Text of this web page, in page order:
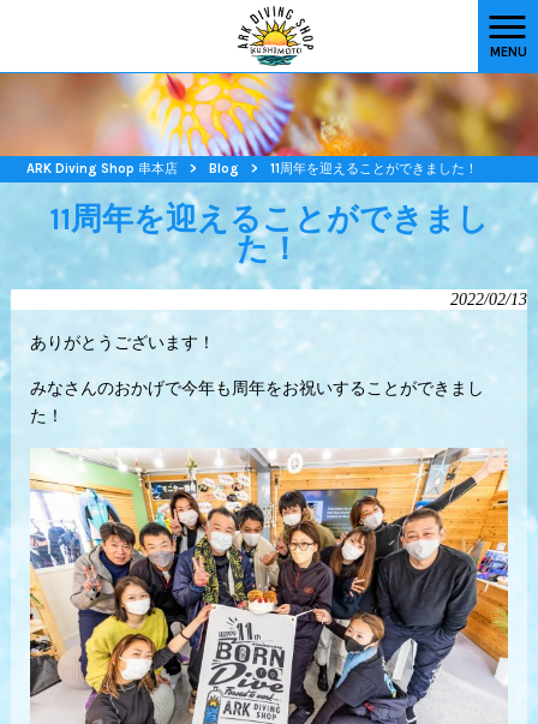
MENU
ARK Diving Shop 串本店 > Blog > 11周年を迎えることができました！
11周年を迎えることができまし
た！
2022/02/13
ありがとうございます！
みなさんのおかげで今年も周年をお祝いすることができまし
た！